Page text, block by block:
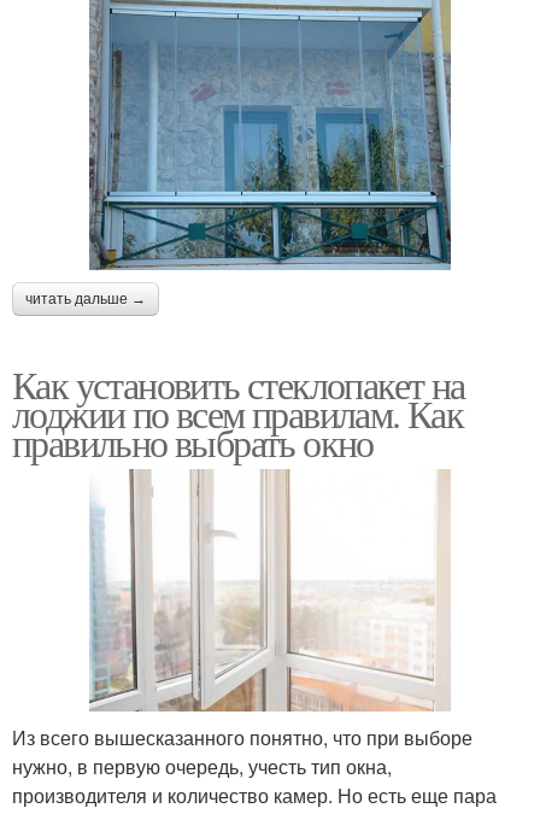
читать дальше →
Как установить стеклопакет на
лоджии по всем правилам. Как
правильно выбрать окно
Из всего вышесказанного понятно, что при выборе
нужно, в первую очередь, учесть тип окна,
производителя и количество камер. Но есть еще пара